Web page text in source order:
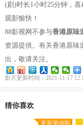
(剧)时长1小时25分钟，
观影愉快！
88影视网不参与香港原味
资源提供。有关香港原味
出，敬请关注。
影片更新时间：2021-11-17
猜你喜欢
更新第08期